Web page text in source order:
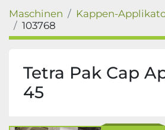
Maschinen Kappen-
103768
Tetra Pak Cap
45